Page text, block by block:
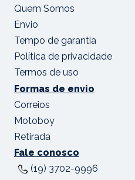
Quem Somos
Envio
Tempo de garantia
Política de privacidade
Termos de uso
Formas de envio
Correios
Motoboy
Retirada
Fale conosco
(19) 3702-9996